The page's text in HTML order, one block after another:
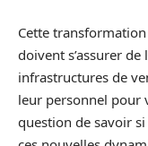
Cette transformation
doivent s’assurer
infrastructures de
leur personnel pour
question de savoir si